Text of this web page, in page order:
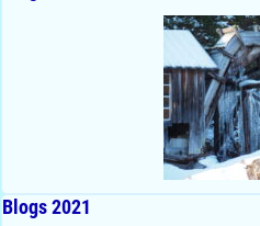
Blogs 2021